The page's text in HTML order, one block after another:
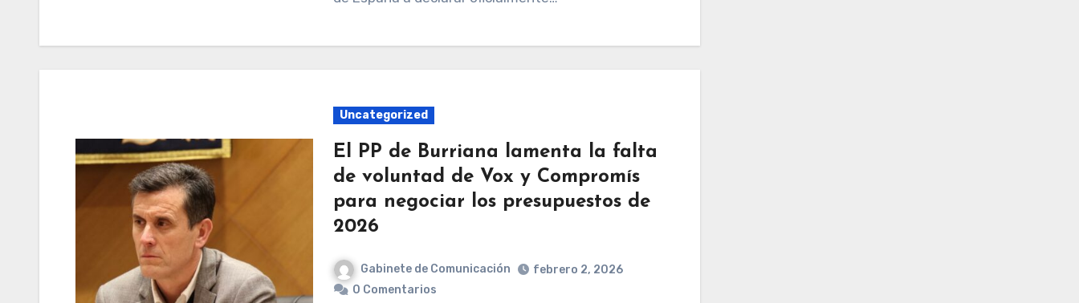
Uncategorized
El PP de Burriana lamenta la falta
de voluntad de Vox y Compromís
para negociar los presupuestos de
2026
Gabinete de Comunicación
febrero 2, 2026
0 Comentarios